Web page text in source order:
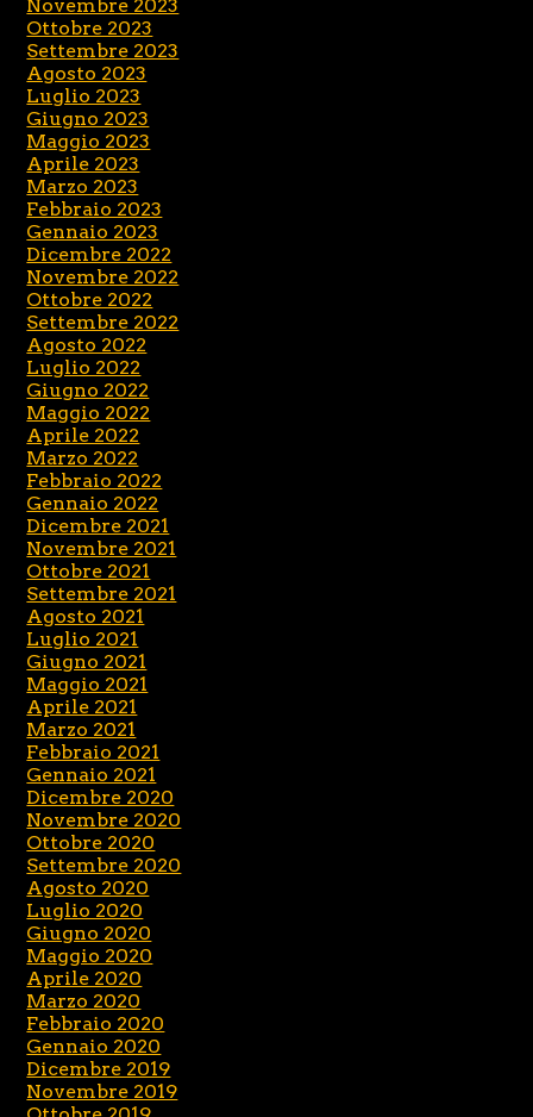
Novembre 2023
Ottobre 2023
Settembre 2023
Agosto 2023
Luglio 2023
Giugno 2023
Maggio 2023
Aprile 2023
Marzo 2023
Febbraio 2023
Gennaio 2023
Dicembre 2022
Novembre 2022
Ottobre 2022
Settembre 2022
Agosto 2022
Luglio 2022
Giugno 2022
Maggio 2022
Aprile 2022
Marzo 2022
Febbraio 2022
Gennaio 2022
Dicembre 2021
Novembre 2021
Ottobre 2021
Settembre 2021
Agosto 2021
Luglio 2021
Giugno 2021
Maggio 2021
Aprile 2021
Marzo 2021
Febbraio 2021
Gennaio 2021
Dicembre 2020
Novembre 2020
Ottobre 2020
Settembre 2020
Agosto 2020
Luglio 2020
Giugno 2020
Maggio 2020
Aprile 2020
Marzo 2020
Febbraio 2020
Gennaio 2020
Dicembre 2019
Novembre 2019